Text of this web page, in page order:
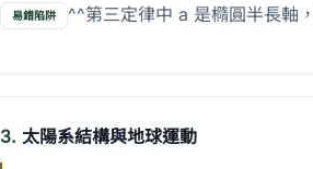
易錯陷阱 ^^第三定律中 a 是橢圓半長軸
3. 太陽系結構與地球運動